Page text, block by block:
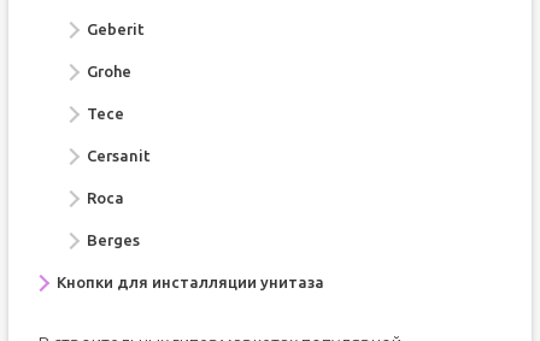
Geberit
Grohe
Тесе
Cersanit
Roca
Berges
Кнопки для инсталляции унитаза